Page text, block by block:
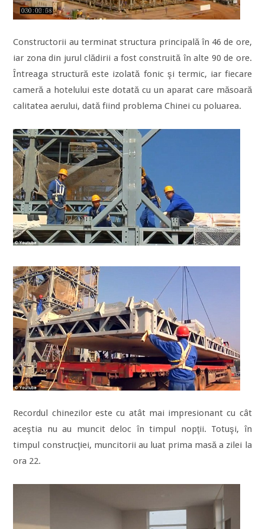
Constructorii au terminat structura principală în 46 de ore,
iar zona din jurul clădirii a fost construită în alte 90 de ore.
Întreaga structură este izolată fonic şi termic, iar fiecare
cameră a hotelului este dotată cu un aparat care măsoară
calitatea aerului, dată fiind problema Chinei cu poluarea.
Recordul chinezilor este cu atât mai impresionant cu cât
aceştia nu au muncit deloc în timpul nopţii. Totuşi, în
timpul construcţiei, muncitorii au luat prima masă a zilei la
ora 22.